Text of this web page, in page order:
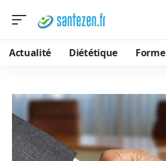
Actualité Diététique Forme